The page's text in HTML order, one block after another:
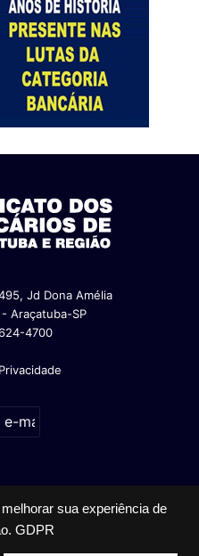
sua experiência de
GDPR
Jd Dona Amélia
Araçatuba-SP
4700
reservados |